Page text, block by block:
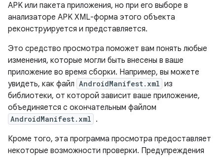
APK или пакета приложения, но при его выборе в
анализаторе APK XML-форма этого объекта
реконструируется и представляется.
Это средство просмотра поможет вам понять любые
изменения, которые могли быть внесены в ваше
приложение во время сборки. Например, вы можете
увидеть, как файл AndroidManifest.xml из
библиотеки, от которой зависит ваше приложение,
объединяется с окончательным файлом
AndroidManifest.xml .
Кроме того, эта программа просмотра предоставляет
некоторые возможности проверки. Предупреждения